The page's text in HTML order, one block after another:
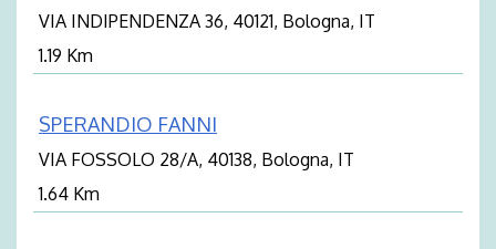
VIA INDIPENDENZA 36, 40121, Bologna, IT
1.19 Km
SPERANDIO FANNI
VIA FOSSOLO 28/A, 40138, Bologna, IT
1.64 Km